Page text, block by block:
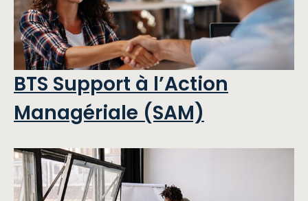
BTS Support à l’Action
Managériale (SAM)